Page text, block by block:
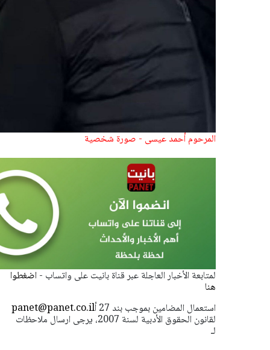
المرحوم أحمد عيسى - صورة شخصية
لمتابعة الأخبار العاجلة عبر قناة بانيت على واتساب - اضغطوا
هنا
panet@panet.co.ilاستعمال المضامين بموجب بند 27 أ
لقانون الحقوق الأدبية لسنة 2007، يرجى ارسال ملاحظات
لـ